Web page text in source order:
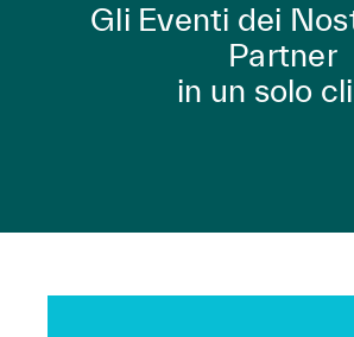
Gli Eventi dei
Partner
in un solo